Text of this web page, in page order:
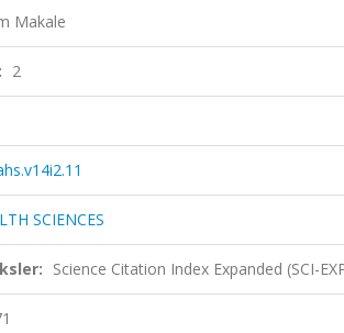
Makale
2
SCIENCES
Science Citation Index Expanded (SCI-